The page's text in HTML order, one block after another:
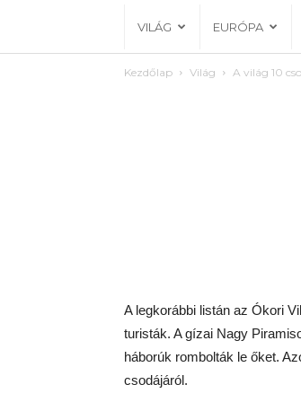
VILÁG EURÓPA
Kezdőlap Világ A világ 10
A legkorábbi listán az Ókori
turisták. A gízai Nagy
háborúk rombolták le őket.
csodájáról.